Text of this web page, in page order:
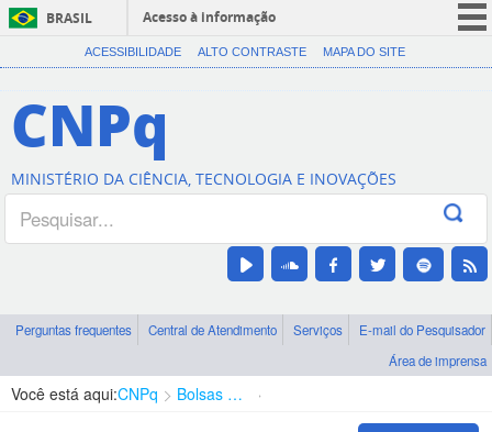
BRASIL
Acesso à informação
CORONAVÍRUS (COVID-19)
Canais
ACESSIBILIDADE ALTO CONTRASTE MAPA DO SITE
CNPq
MINISTÉRIO DA CIÊNCIA, TECNOLOGIA E INOVAÇÕES
Perguntas frequentes Central de Atendimento Serviços
E-mail do Pesquisador
Área de imprensa
Você está aqui:CNPq Bolsas e Auxílios Vigentes